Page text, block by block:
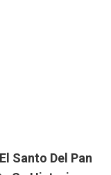
Santo Del Pan